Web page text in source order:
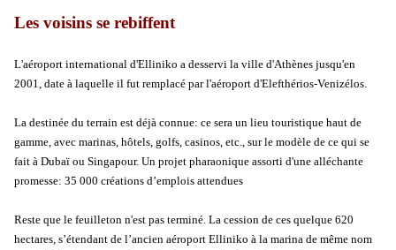
Les voisins se rebiffent
L'aéroport international d'Elliniko a desservi la ville d'Athènes jusqu'en
2001, date à laquelle il fut remplacé par l'aéroport d'Elefthérios-Venizélos.
La destinée du terrain est déjà connue: ce sera un lieu touristique haut de
gamme, avec marinas, hôtels, golfs, casinos, etc., sur le modèle de ce qui se
fait à Dubaï ou Singapour. Un projet pharaonique assorti d'une alléchante
promesse: 35 000 créations d’emplois attendues
Reste que le feuilleton n'est pas terminé. La cession de ces quelque 620
hectares, s’étendant de l’ancien aéroport Elliniko à la marina de même nom